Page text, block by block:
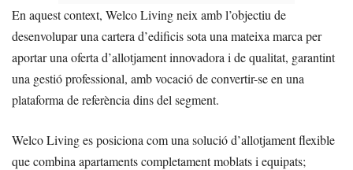
En aquest context, Welco Living neix amb l’objectiu de
desenvolupar una cartera d’edificis sota una mateixa marca per
aportar una oferta d’allotjament innovadora i de qualitat, garantint
una gestió professional, amb vocació de convertir-se en una
plataforma de referència dins del segment.
Welco Living es posiciona com una solució d’allotjament flexible
que combina apartaments completament moblats i equipats;